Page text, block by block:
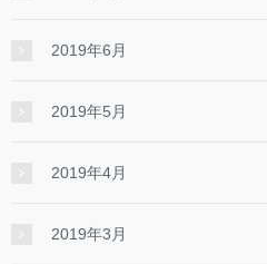
2019年6月
2019年5月
2019年4月
2019年3月